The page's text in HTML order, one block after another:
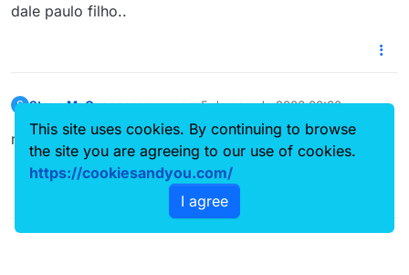
dale paulo filho..
S Steve McQueenescreveu em5 de nov. de 2006 00:00
marcado na agenda
This site uses cookies. By continuing to browse
the site you are agreeing to our use of cookies.
https://cookiesandyou.com/
I agree